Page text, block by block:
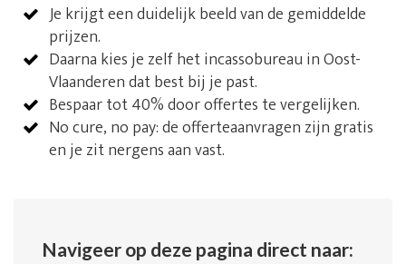
Je krijgt een duidelijk beeld van de gemiddelde
prijzen.
Daarna kies je zelf het incassobureau in Oost-
Vlaanderen dat best bij je past.
Bespaar tot 40% door offertes te vergelijken.
No cure, no pay: de offerteaanvragen zijn gratis
en je zit nergens aan vast.
Navigeer op deze pagina direct naar: